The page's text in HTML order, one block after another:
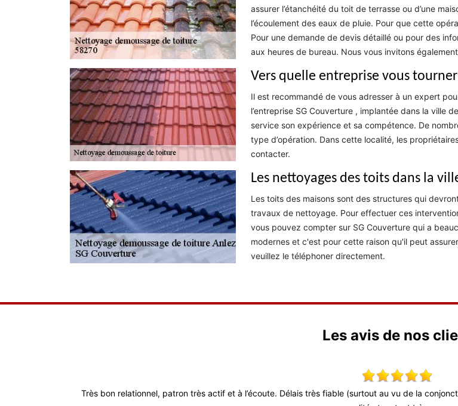
assurer l’étanchéité du toit de terrasse ou d’une
l’écoulement des eaux de pluie. Pour que cette
Pour une demande de devis détaillé ou pour des
aux heures de bureau. Nous vous invitons
Vers quelle entreprise vous
Il est recommandé de vous adresser à un expert
l’entreprise SG Couverture , implantée dans la ville
service son expérience et sa compétence. De
type d’opération. Dans cette localité, les
contacter.
Les nettoyages des toits dans la
Les toits des maisons sont des structures qui
travaux de nettoyage. Pour effectuer ces
vous pouvez compter sur SG Couverture qui a
modernes et c'est pour cette raison qu'il peut
veuillez le téléphoner directement.
Les avis de nos
Très bon relationnel, patron très actif et à l’écoute. Délais très fiable (surtout au vu de la